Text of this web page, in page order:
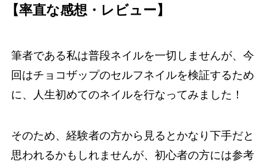
【率直な感想・レビュー】
筆者である私は普段ネイルを一切しませんが、今
回はチョコザップのセルフネイルを検証するため
に、人生初めてのネイルを行なってみました！
そのため、経験者の方から見るとかなり下手だと
思われるかもしれませんが、初心者の方には参考